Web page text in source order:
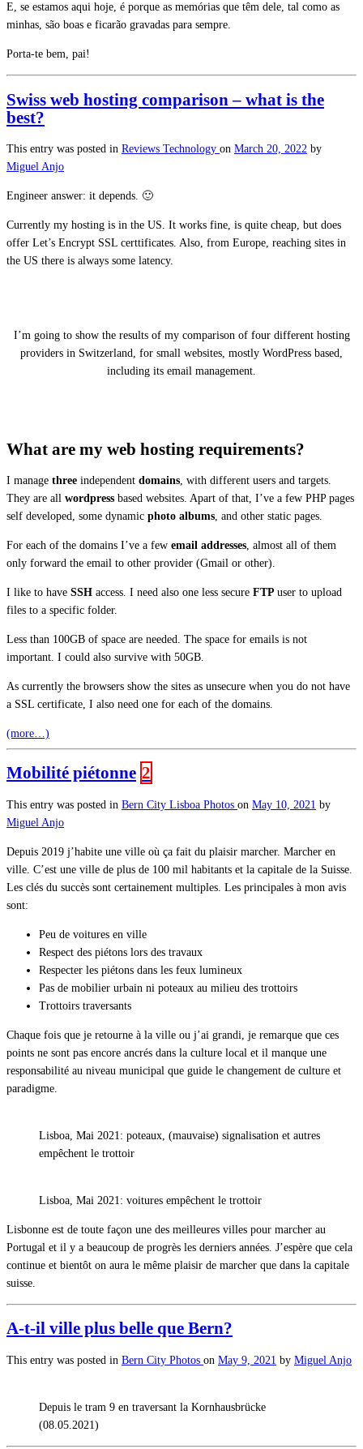
E, se estamos aqui hoje, é porque as memórias que têm dele, tal como as
minhas, são boas e ficarão gravadas para sempre.
Porta-te bem, pai!
Swiss web hosting comparison – what is the
best?
This entry was posted in Reviews Technology on March 20, 2022 by
Miguel Anjo
Engineer answer: it depends. 🙂
Currently my hosting is in the US. It works fine, is quite cheap, but does
offer Let’s Encrypt SSL certtificates. Also, from Europe, reaching sites in
the US there is always some latency.
I’m going to show the results of my comparison of four different hosting
providers in Switzerland, for small websites, mostly WordPress based,
including its email management.
What are my web hosting requirements?
I manage three independent domains , with different users and targets.
They are all wordpress based websites. Apart of that, I’ve a few PHP pages
self developed, some dynamic photo albums , and other static pages.
For each of the domains I’ve a few email addresses , almost all of them
only forward the email to other provider (Gmail or other).
I like to have SSH access. I need also one less secure FTP user to upload
files to a specific folder.
Less than 100GB of space are needed. The space for emails is not
important. I could also survive with 50GB.
As currently the browsers show the sites as unsecure when you do not have
a SSL certificate, I also need one for each of the domains.
(more…)
Mobilité piétonne 2
This entry was posted in Bern City Lisboa Photos on May 10, 2021 by
Miguel Anjo
Depuis 2019 j’habite une ville où ça fait du plaisir marcher. Marcher en
ville. C’est une ville de plus de 100 mil habitants et la capitale de la Suisse.
Les clés du succès sont certainement multiples. Les principales à mon avis
sont:
Peu de voitures en ville
Respect des piétons lors des travaux
Respecter les piétons dans les feux lumineux
Pas de mobilier urbain ni poteaux au milieu des trottoirs
Trottoirs traversants
Chaque fois que je retourne à la ville ou j’ai grandi, je remarque que ces
points ne sont pas encore ancrés dans la culture local et il manque une
responsabilité au niveau municipal que guide le changement de culture et
paradigme.
Lisboa, Mai 2021: poteaux, (mauvaise) signalisation et autres
empêchent le trottoir
Lisboa, Mai 2021: voitures empêchent le trottoir
Lisbonne est de toute façon une des meilleures villes pour marcher au
Portugal et il y a beaucoup de progrès les derniers années. J’espère que cela
continue et bientôt on aura le même plaisir de marcher que dans la capitale
suisse.
A-t-il ville plus belle que Bern?
This entry was posted in Bern City Photos on May 9, 2021 by Miguel Anjo
Depuis le tram 9 en traversant la Kornhausbrücke
(08.05.2021)